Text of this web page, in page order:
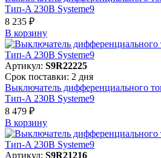
Тип-A 230В Systeme9
8 235 ₽
В корзинy
Артикул: S9R22225
Срок поставки: 2 дня
Выключатель дифференциального
Тип-A 230В Systeme9
8 479 ₽
В корзинy
Артикул: S9R21216